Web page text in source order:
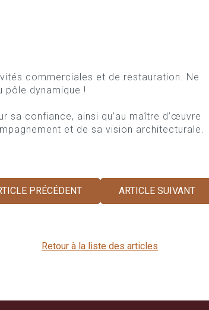
commerciales et de restauration. Ne
pôle dynamique !
sa confiance, ainsi qu’au maître d’œuvre
et de sa vision architecturale.
PRÉCÉDENT ARTICLE SUIVANT
Retour à la liste des articles